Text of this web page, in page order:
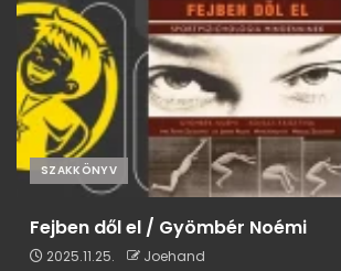
SZAKKÖNYV
Fejben dől el / Gyömbér Noémi
2025.11.25. Joehand